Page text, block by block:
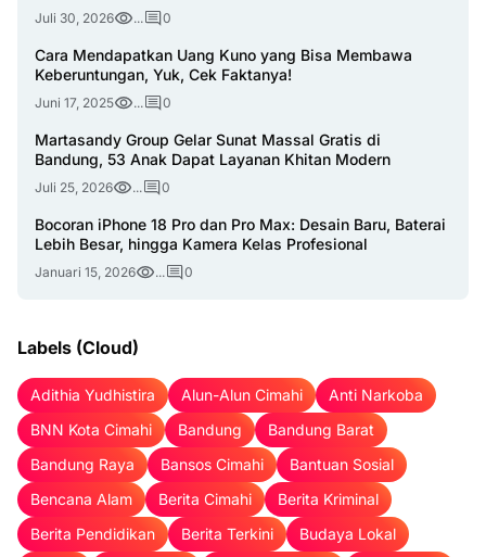
Juli 30, 2026 ... 0
Cara Mendapatkan Uang Kuno yang Bisa Membawa
Keberuntungan, Yuk, Cek Faktanya!
Juni 17, 2025 ... 0
Martasandy Group Gelar Sunat Massal Gratis di
Bandung, 53 Anak Dapat Layanan Khitan Modern
Juli 25, 2026 ... 0
Bocoran iPhone 18 Pro dan Pro Max: Desain Baru, Baterai
Lebih Besar, hingga Kamera Kelas Profesional
Januari 15, 2026 ... 0
Labels (Cloud)
Adithia Yudhistira Alun-Alun Cimahi
Anti Narkoba
BNN Kota Cimahi
Bandung
Bandung Barat
Bandung Raya
Bansos Cimahi
Bantuan Sosial
Bencana Alam
Berita Cimahi
Berita Kriminal
Berita Pendidikan
Berita Terkini
Budaya Lokal